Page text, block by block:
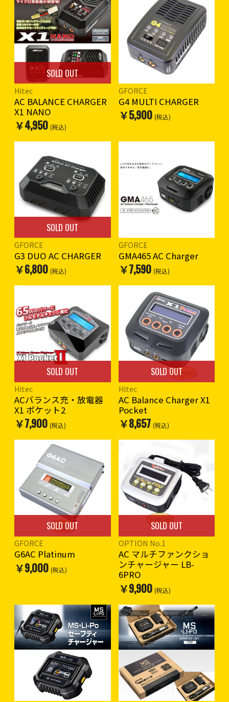
SOLD OUT
Hitec
AC BALANCE CHARGER
X1 NANO
￥4,950 (税込)
GFORCE
G4 MULTI CHARGER
￥5,900 (税込)
SOLD OUT
GFORCE
G3 DUO AC CHARGER
￥6,800 (税込)
GFORCE
GMA465 AC Charger
￥7,590 (税込)
SOLD OUT
Hitec
ACバランス充・放電器
X1 ポケット2
￥7,900 (税込)
SOLD OUT
Hitec
AC Balance Charger X1
Pocket
￥8,657 (税込)
SOLD OUT
GFORCE
G6AC Platinum
￥9,000 (税込)
SOLD OUT
OPTION No.1
AC マルチファンクショ
ンチャージャー LB-
6PRO
￥9,900 (税込)